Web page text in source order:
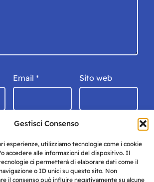
Gestisci Consenso
esperienze, utilizziamo tecnologie come i cookie
accedere alle informazioni del dispositivo. Il
ci permetterà di elaborare dati come il
o ID unici su questo sito. Non
il consenso può influire negativamente su alcune
Email * Sito web